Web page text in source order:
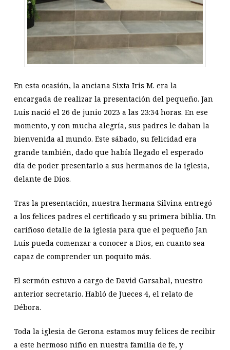
En esta ocasión, la anciana Sixta Iris M. era la
encargada de realizar la presentación del pequeño. Jan
Luis nació el 26 de junio 2023 a las 23:34 horas. En ese
momento, y con mucha alegría, sus padres le daban la
bienvenida al mundo. Este sábado, su felicidad era
grande también, dado que había llegado el esperado
día de poder presentarlo a sus hermanos de la iglesia,
delante de Dios.
Tras la presentación, nuestra hermana Silvina entregó
a los felices padres el certificado y su primera biblia. Un
cariñoso detalle de la iglesia para que el pequeño Jan
Luis pueda comenzar a conocer a Dios, en cuanto sea
capaz de comprender un poquito más.
El sermón estuvo a cargo de David Garsabal, nuestro
anterior secretario. Habló de Jueces 4, el relato de
Débora.
Toda la iglesia de Gerona estamos muy felices de recibir
a este hermoso niño en nuestra familia de fe, y